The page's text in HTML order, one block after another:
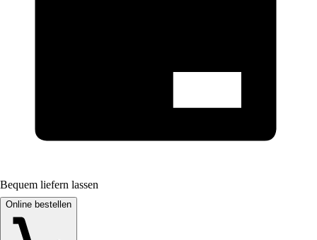
Bequem liefern lassen
Online bestellen